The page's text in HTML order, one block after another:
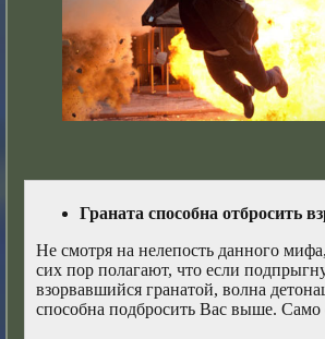
Граната способна отбросить
Не смотря на нелепость данного
сих пор полагают, что если
взорвавшийся гранатой, волна
способна подбросить Вас выше. Само